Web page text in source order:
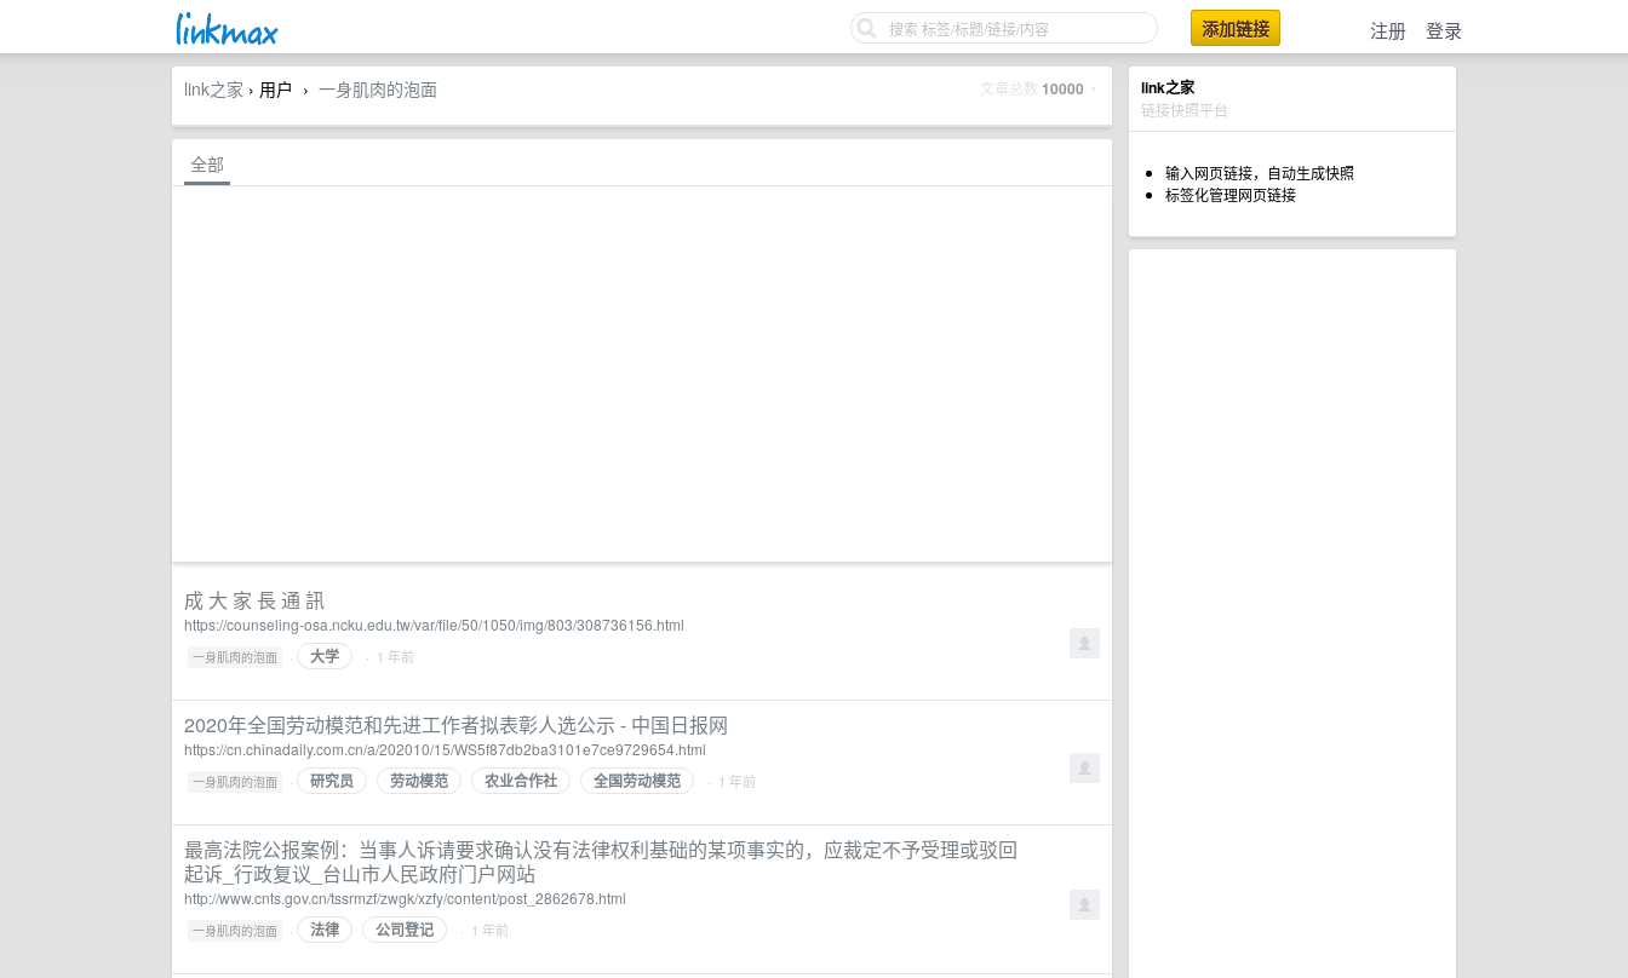
添加链接 注册 登录
link之家
链接快照平台
输入网页链接，自动生成快照
标签化管理网页链接
文章总数 10000 •
link之家 › 用户 › 一身肌肉的泡面
全部
成 大 家 長 通 訊
https://counseling-osa.ncku.edu.tw/var/file/50/1050/img/803/308736156.html
一身肌肉的泡面 · 大学 · 1 年前
2020年全国劳动模范和先进工作者拟表彰人选公示 - 中国日报网
https://cn.chinadaily.com.cn/a/202010/15/WS5f87db2ba3101e7ce9729654.html
一身肌肉的泡面 · 研究员 劳动模范 农业合作社 全国劳动模范 · 1 年前
最高法院公报案例：当事人诉请要求确认没有法律权利基础的某项事实的，应裁定不予受理或驳回
起诉_行政复议_台山市人民政府门户网站
http://www.cnts.gov.cn/tssrmzf/zwgk/xzfy/content/post_2862678.html
一身肌肉的泡面 · 法律 公司登记 · 1 年前